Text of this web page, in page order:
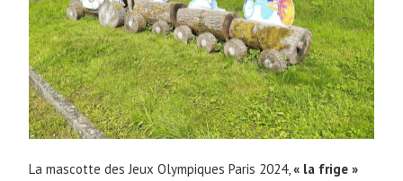
La mascotte des Jeux Olympiques Paris 2024,« la frige »